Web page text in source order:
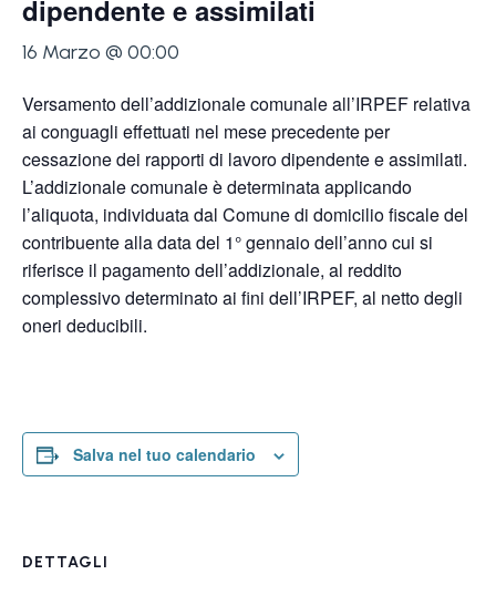
dipendente e assimilati
16 Marzo @ 00:00
Versamento dell’addizionale comunale all’IRPEF relativa
ai conguagli effettuati nel mese precedente per
cessazione dei rapporti di lavoro dipendente e assimilati.
L’addizionale comunale è determinata applicando
l’aliquota, individuata dal Comune di domicilio fiscale del
contribuente alla data del 1° gennaio dell’anno cui si
riferisce il pagamento dell’addizionale, al reddito
complessivo determinato ai fini dell’IRPEF, al netto degli
oneri deducibili.
Salva nel tuo calendario
DETTAGLI